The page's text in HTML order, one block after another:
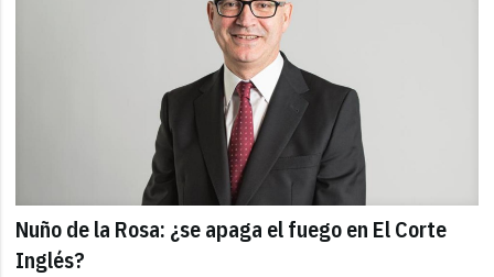
Nuño de la Rosa: ¿se apaga el fuego en El Corte
Inglés?